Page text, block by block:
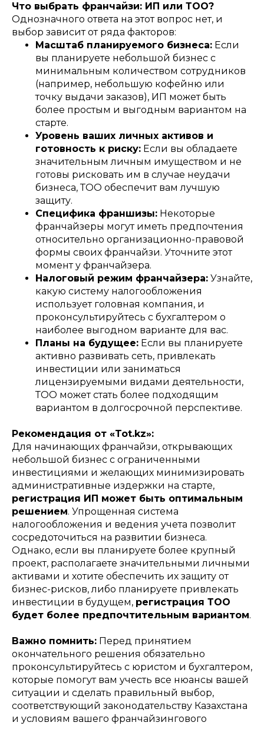
Что выбрать франчайзи: ИП или ТОО?
Однозначного ответа на этот вопрос нет, и
выбор зависит от ряда факторов:
Масштаб планируемого бизнеса: Если
вы планируете небольшой бизнес с
минимальным количеством сотрудников
(например, небольшую кофейню или
точку выдачи заказов), ИП может быть
более простым и выгодным вариантом на
старте.
Уровень ваших личных активов и
готовность к риску: Если вы обладаете
значительным личным имуществом и не
готовы рисковать им в случае неудачи
бизнеса, ТОО обеспечит вам лучшую
защиту.
Специфика франшизы: Некоторые
франчайзеры могут иметь предпочтения
относительно организационно-правовой
формы своих франчайзи. Уточните этот
момент у франчайзера.
Налоговый режим франчайзера: Узнайте,
какую систему налогообложения
использует головная компания, и
проконсультируйтесь с бухгалтером о
наиболее выгодном варианте для вас.
Планы на будущее: Если вы планируете
активно развивать сеть, привлекать
инвестиции или заниматься
лицензируемыми видами деятельности,
ТОО может стать более подходящим
вариантом в долгосрочной перспективе.
Рекомендация от «Tot.kz»:
Для начинающих франчайзи, открывающих
небольшой бизнес с ограниченными
инвестициями и желающих минимизировать
административные издержки на старте,
регистрация ИП может быть оптимальным
решением. Упрощенная система
налогообложения и ведения учета позволит
сосредоточиться на развитии бизнеса.
Однако, если вы планируете более крупный
проект, располагаете значительными личными
активами и хотите обеспечить их защиту от
бизнес-рисков, либо планируете привлекать
инвестиции в будущем, регистрация ТОО
будет более предпочтительным вариантом.
Важно помнить: Перед принятием
окончательного решения обязательно
проконсультируйтесь с юристом и бухгалтером,
которые помогут вам учесть все нюансы вашей
ситуации и сделать правильный выбор,
соответствующий законодательству Казахстана
и условиям вашего франчайзингового